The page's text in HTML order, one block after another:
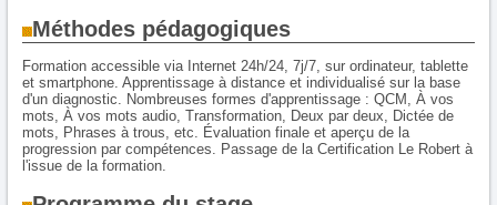
Méthodes pédagogiques
Formation accessible via Internet 24h/24, 7j/7, sur ordinateur, tablette
et smartphone. Apprentissage à distance et individualisé sur la base
d'un diagnostic. Nombreuses formes d'apprentissage : QCM, À vos
mots, À vos mots audio, Transformation, Deux par deux, Dictée de
mots, Phrases à trous, etc. Évaluation finale et aperçu de la
progression par compétences. Passage de la Certification Le Robert à
l'issue de la formation.